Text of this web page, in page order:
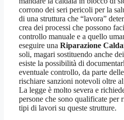
corrono dei seri pericoli per la
di una struttura che “lavora”
crea dei processi che possono
controllo manuale e a quello
eseguire una Riparazione
soli, magari sostituendo anche
esiste la possibilità di
eventuale controllo, da parte
rischiare sanzioni notevoli oltre
La legge è molto severa e
persone che sono qualificate per
tipi di lavori su queste strutture.